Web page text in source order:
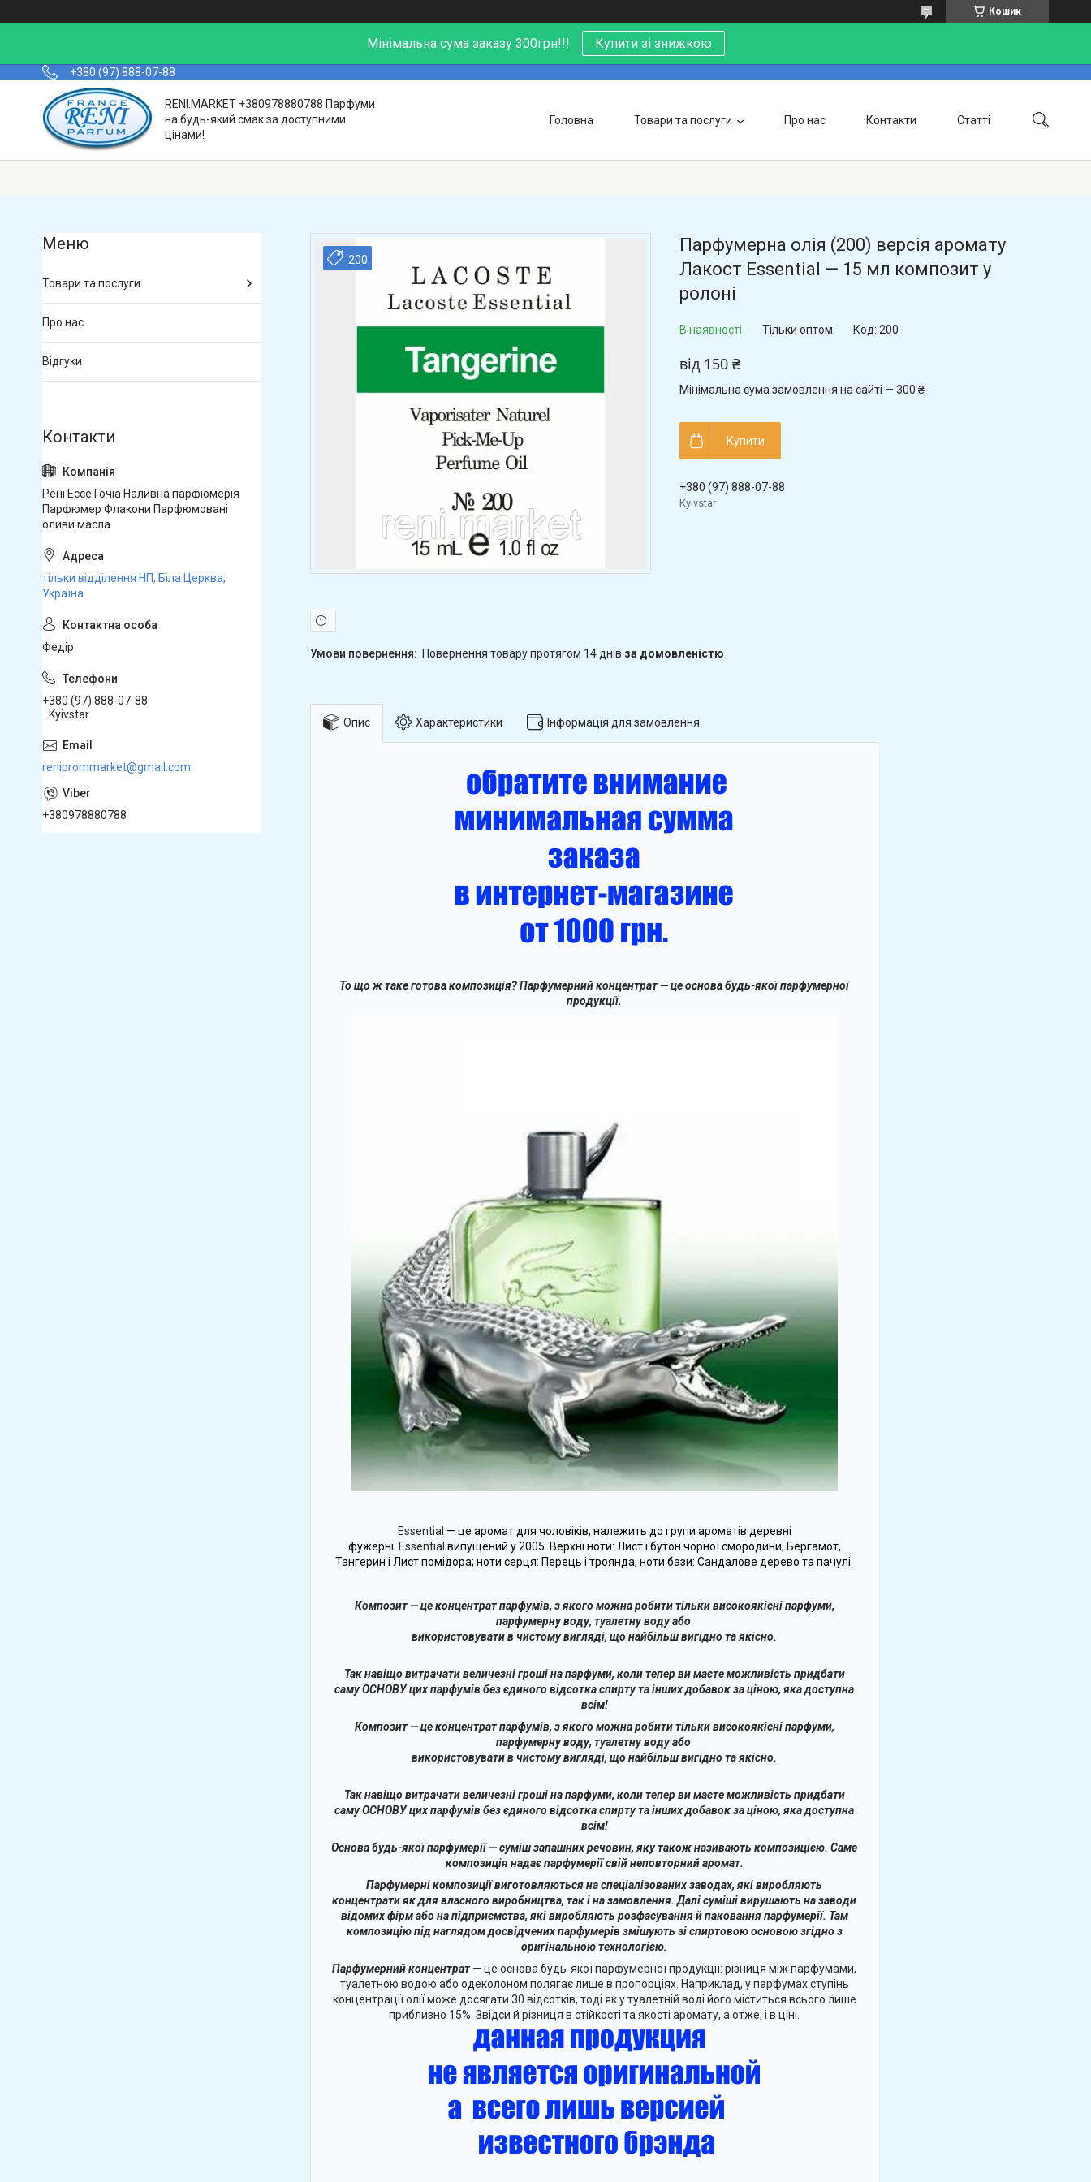
Кошик
Мінімальна сума заказу 300грн!!! Купити зі знижкою
+380 (97) 888-07-88
RENI.MARKET +380978880788 Парфуми
на будь-який смак за доступними
цінами!
Головна Товари та послуги Про нас Контакти Статті
200
Парфумерна олія (200) версія аромату
Лакост Essential — 15 мл композит у
ролоні
В наявності Тільки оптом Код: 200
від 150 ₴
Мінімальна сума замовлення на сайті — 300 ₴
Купити
+380 (97) 888-07-88
Kyivstar
повернення товару протягом 14 днів за домовленістю
Опис Характеристики Інформація для замовлення
То що ж таке готова композиція? Парфумерний концентрат — це основа будь-якої парфумерної
продукції.
Essential — це аромат для чоловіків, належить до групи ароматів деревні
фужерні. Essential випущений у 2005. Верхні ноти: Лист і бутон чорної смородини, Бергамот,
Тангерин і Лист помідора; ноти серця: Перець і троянда; ноти бази: Сандалове дерево та пачулі.
Композит — це концентрат парфумів, з якого можна робити тільки високоякісні парфуми,
парфумерну воду, туалетну воду або
використовувати в чистому вигляді, що найбільш вигідно та якісно.
Так навіщо витрачати величезні гроші на парфуми, коли тепер ви маєте можливість придбати
саму ОСНОВУ цих парфумів без єдиного відсотка спирту та інших добавок за ціною, яка доступна
всім!
Композит — це концентрат парфумів, з якого можна робити тільки високоякісні парфуми,
парфумерну воду, туалетну воду або
використовувати в чистому вигляді, що найбільш вигідно та якісно.
Так навіщо витрачати величезні гроші на парфуми, коли тепер ви маєте можливість придбати
саму ОСНОВУ цих парфумів без єдиного відсотка спирту та інших добавок за ціною, яка доступна
всім!
Основа будь-якої парфумерії — суміш запашних речовин, яку також називають композицією. Саме
композиція надає парфумерії свій неповторний аромат.
Парфумерні композиції виготовляються на спеціалізованих заводах, які виробляють
концентрати як для власного виробництва, так і на замовлення. Далі суміші вирушають на заводи
відомих фірм або на підприємства, які виробляють розфасування й паковання парфумерії. Там
композицію під наглядом досвідчених парфумерів змішують зі спиртовою основою згідно з
оригінальною технологією.
Парфумерний концентрат— це основа будь-якої парфумерної продукції: різниця між парфумами,
туалетною водою або одеколоном полягає лише в пропорціях. Наприклад, у парфумах ступінь
концентрації олії може досягати 30 відсотків, тоді як у туалетній воді його міститься всього лише
приблизно 15%. Звідси й різниця в стійкості та якості аромату, а отже, і в ціні.
Товари та послуги
Про нас
Відгуки
Рені Ессе Гочіа Наливна парфюмерія
Парфюмер Флакони Парфюмовані
оливи масла
тільки відділення НП, Біла Церква,
Україна
Федір
+380 (97) 888-07-88
Kyivstar
reniprommarket@gmail.com
+380978880788